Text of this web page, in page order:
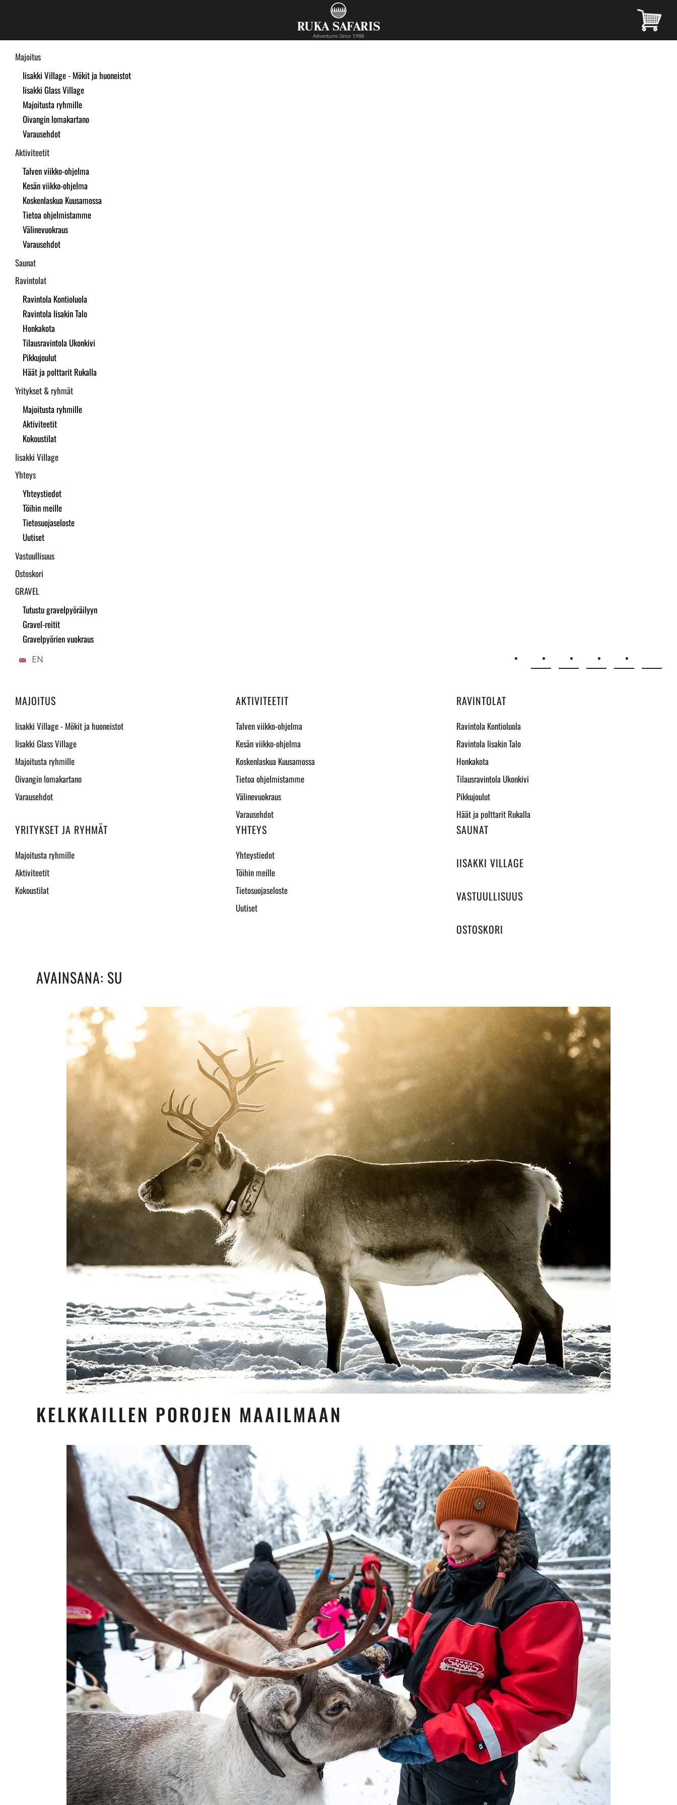
to
main
Majoitus
Iisakki Village - Mökit ja huoneistot
Iisakki Glass Village
Majoitusta ryhmille
Oivangin lomakartano
Varausehdot
Aktiviteetit
Talven viikko-ohjelma
Kesän viikko-ohjelma
Koskenlaskua Kuusamossa
Tietoa ohjelmistamme
Välinevuokraus
Varausehdot
Saunat
Ravintolat
Ravintola Kontioluola
Ravintola Iisakin Talo
Honkakota
Tilausravintola Ukonkivi
Pikkujoulut
Häät ja polttarit Rukalla
Yritykset & ryhmät
Majoitusta ryhmille
Aktiviteetit
Kokoustilat
Iisakki Village
Yhteys
Yhteystiedot
Töihin meille
Tietosuojaseloste
Uutiset
Vastuullisuus
Ostoskori
GRAVEL
Tutustu gravelpyöräilyyn
Gravel-reitit
Gravelpyörien vuokraus
EN
MAJOITUS
Iisakki Village - Mökit ja huoneistot
Iisakki Glass Village
Majoitusta ryhmille
Oivangin lomakartano
Varausehdot
AKTIVITEETIT
Talven viikko-ohjelma
Kesän viikko-ohjelma
Koskenlaskua Kuusamossa
Tietoa ohjelmistamme
Välinevuokraus
Varausehdot
RAVINTOLAT
Ravintola Kontioluola
Ravintola Iisakin Talo
Honkakota
Tilausravintola Ukonkivi
Pikkujoulut
Häät ja polttarit Rukalla
YRITYKSET JA RYHMÄT
Majoitusta ryhmille
Aktiviteetit
Kokoustilat
YHTEYS
Yhteystiedot
Töihin meille
Tietosuojaseloste
Uutiset
SAUNAT
IISAKKI VILLAGE
VASTUULLISUUS
OSTOSKORI
AVAINSANA: SU
KELKKAILLEN POROJEN MAAILMAAN